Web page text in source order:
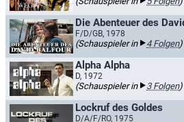
Die Abenteuer des
F/D/GB, 1978
(Schauspieler in 4 Folgen)
Alpha Alpha
D, 1972
(Schauspieler in 3 Folgen)
Lockruf des Goldes
D/A/F/RO, 1975